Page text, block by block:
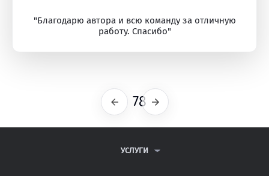
"Благодарю автора и всю команду за отличную
работу. Спасибо"
Предыдущая
78 Следующая
УСЛУГИ